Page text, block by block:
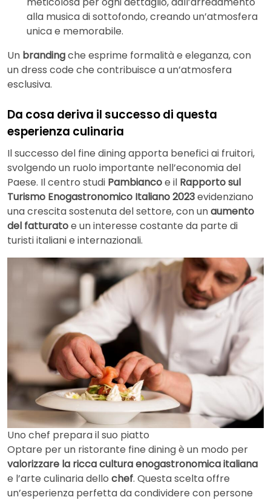
alla musica di sottofondo, creando un’atmosfera
unica e memorabile.
Un brandingche esprime formalità e eleganza, con
un dress code che contribuisce a un’atmosfera
esclusiva.
Da cosa deriva il successo di questa
esperienza culinaria
Il successo del fine dining apporta benefici ai fruitori,
svolgendo un ruolo importante nell’economia del
Paese. Il centro studi Pambiancoe il Rapporto sul
Turismo Enogastronomico Italiano 2023evidenziano
una crescita sostenuta del settore, con unaumento
del fatturatoe un interesse costante da parte di
turisti italiani e internazionali.
Uno chef prepara il suo piatto
Optare per un ristorante fine dining è un modo per
valorizzare la ricca cultura enogastronomica italiana
e l’arte culinaria dello chef. Questa scelta offre
un’esperienza perfetta da condividere con persone